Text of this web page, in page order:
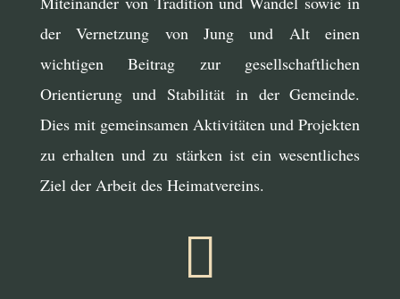
der Vernetzung von Jung und Alt einen
wichtigen Beitrag zur gesellschaftlichen
Orientierung und Stabilität in der Gemeinde.
Dies mit gemeinsamen Aktivitäten und Projekten
zu erhalten und zu stärken ist ein wesentliches
Ziel der Arbeit des Heimatvereins.
